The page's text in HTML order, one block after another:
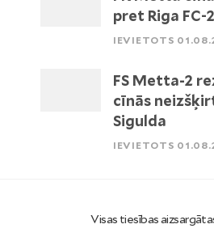
pret Riga FC-2
IEVIETOTS
FS Metta-2
cīnās
Sigulda
IEVIETOTS
Visas tiesības